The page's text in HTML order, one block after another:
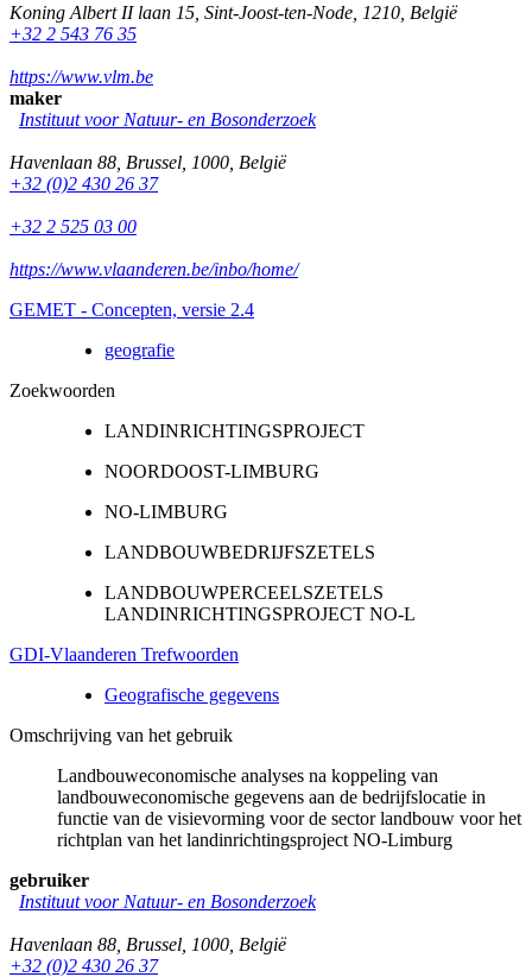
Koning Albert II laan 15 Sint-Joost-ten-Node 1210 België
+32 2 543 76 35
https://www.vlm.be
maker
Instituut voor Natuur- en Bosonderzoek
Havenlaan 88 Brussel 1000 België
+32 (0)2 430 26 37
+32 2 525 03 00
https://www.vlaanderen.be/inbo/home/
GEMET - Concepten, versie 2.4
geografie
Zoekwoorden
LANDINRICHTINGSPROJECT
NOORDOOST-LIMBURG
NO-LIMBURG
LANDBOUWBEDRIJFSZETELS
LANDBOUWPERCEELSZETELS
LANDINRICHTINGSPROJECT NO-L
GDI-Vlaanderen Trefwoorden
Geografische gegevens
Omschrijving van het gebruik
Landbouweconomische analyses na koppeling van
landbouweconomische gegevens aan de bedrijfslocatie in
functie van de visievorming voor de sector landbouw voor het
richtplan van het landinrichtingsproject NO-Limburg
gebruiker
Instituut voor Natuur- en Bosonderzoek
Havenlaan 88 Brussel 1000 België
+32 (0)2 430 26 37